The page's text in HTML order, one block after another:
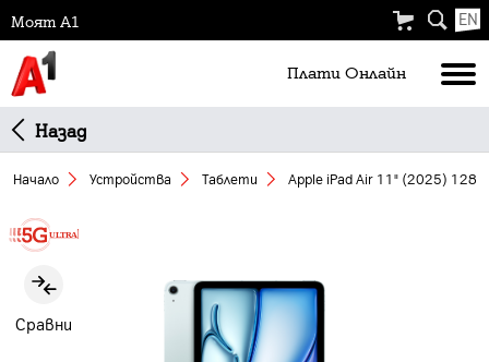
Моят А1 EN
Плати Oнлайн
Назад
Начало Устройства Таблети Apple iPad Air 11" (2025) 128
Сравни